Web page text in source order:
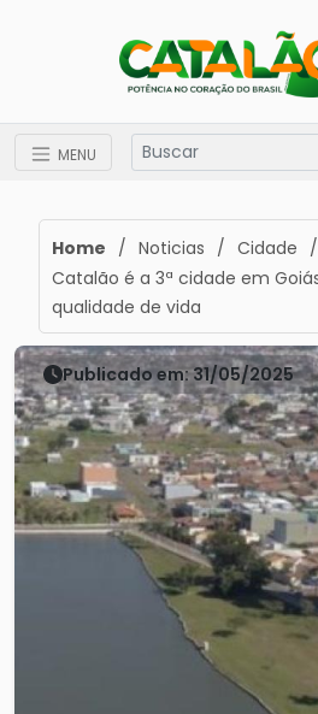
MENU
Home / Noticias / Cidade /
Catalão é a 3ª cidade em
qualidade de vida
Publicado em: 31/05/2025